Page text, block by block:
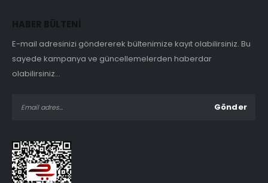
HABER BÜLTENİ
E-mail adresinizi göndererek bültenimize kayıt olabilirsiniz. Bu
sayede kampanya ve güncellemelerden haberdar
olabilirsiniz...